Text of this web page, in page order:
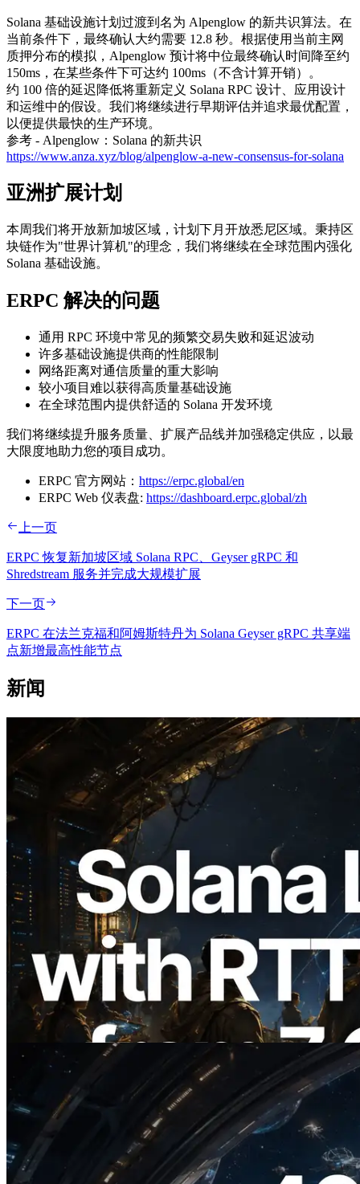
Solana 基础设施计划过渡到名为 Alpenglow 的新共识算法。在
当前条件下，最终确认大约需要 12.8 秒。根据使用当前主网
质押分布的模拟，Alpenglow 预计将中位最终确认时间降至约
150ms，在某些条件下可达约 100ms（不含计算开销）。
约 100 倍的延迟降低将重新定义 Solana RPC 设计、应用设计
和运维中的假设。我们将继续进行早期评估并追求最优配置，
以便提供最快的生产环境。
参考 - Alpenglow：Solana 的新共识
https://www.anza.xyz/blog/alpenglow-a-new-consensus-for-solana
亚洲扩展计划
本周我们将开放新加坡区域，计划下月开放悉尼区域。秉持区
块链作为"世界计算机"的理念，我们将继续在全球范围内强化
Solana 基础设施。
ERPC 解决的问题
通用 RPC 环境中常见的频繁交易失败和延迟波动
许多基础设施提供商的性能限制
网络距离对通信质量的重大影响
较小项目难以获得高质量基础设施
在全球范围内提供舒适的 Solana 开发环境
我们将继续提升服务质量、扩展产品线并加强稳定供应，以最
大限度地助力您的项目成功。
ERPC 官方网站： https://erpc.global/en
ERPC Web 仪表盘: https://dashboard.erpc.global/zh
上一页
ERPC 恢复新加坡区域 Solana RPC、Geyser gRPC 和
Shredstream 服务并完成大规模扩展
下一页
ERPC 在法兰克福和阿姆斯特丹为 Solana Geyser gRPC 共享端
点新增最高性能节点
新闻
2026.08.05
ERPC 扩展 Solana Leader Slot API：新
增全球 7 个区域的 Ping 测量，Validators
Information API 同步上线
阅读此文章